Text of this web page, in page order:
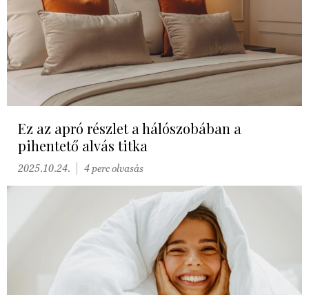
Ez az apró részlet a hálószobában a
pihentető alvás titka
2025.10.24. 4 perc olvasás